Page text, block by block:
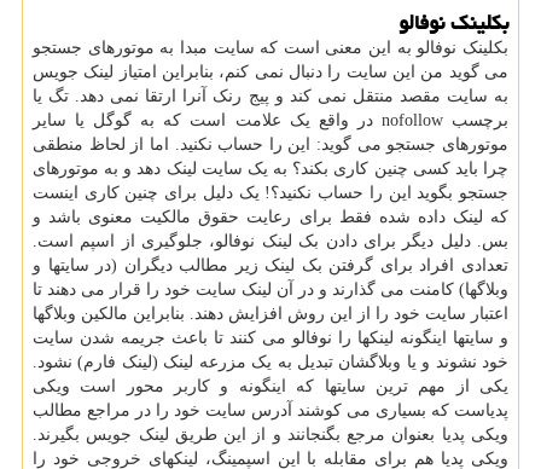
بکلینک نوفالو
بکلینک نوفالو به این معنی است که سایت مبدا به موتورهای جستجو
می گوید من این سایت را دنبال نمی کنم، بنابراین امتیاز لینک جویس
به سایت مقصد منتقل نمی کند و پیج رنک آنرا ارتقا نمی دهد. تگ یا
برچسب nofollow در واقع یک علامت است که به گوگل یا سایر
موتورهای جستجو می گوید: این را حساب نکنید. اما از لحاظ منطقی
چرا باید کسی چنین کاری بکند؟ به یک سایت لینک دهد و به موتورهای
جستجو بگوید این را حساب نکنید؟! یک دلیل برای چنین کاری اینست
که لینک داده شده فقط برای رعایت حقوق مالکیت معنوی باشد و
بس. دلیل دیگر برای دادن بک لینک نوفالو، جلوگیری از اسپم است.
تعدادی افراد برای گرفتن بک لینک زیر مطالب دیگران (در سایتها و
وبلاگها) کامنت می گذارند و در آن لینک سایت خود را قرار می دهند تا
اعتبار سایت خود را از این روش افزایش دهند. بنابراین مالکین وبلاگها
و سایتها اینگونه لینکها را نوفالو می کنند تا باعث جریمه شدن سایت
خود نشوند و یا وبلاگشان تبدیل به یک مزرعه لینک (لینک فارم) نشود.
یکی از مهم ترین سایتها که اینگونه و کاربر محور است ویکی
پدیاست که بسیاری می کوشند آدرس سایت خود را در مراجع مطالب
ویکی پدیا بعنوان مرجع بگنجانند و از این طریق لینک جویس بگیرند.
ویکی پدیا هم برای مقابله با این اسپمینگ، لینکهای خروجی خود را